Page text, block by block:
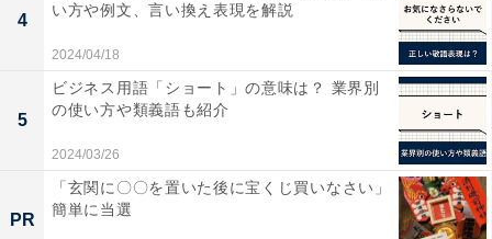
最新のiOSにアップデートする
設定アプリにて「一般」→「ソフトウェアアップデー
ト」と進み、更新が来ていたらインストールする。
「最適化されたバッテリー充電」をオンにする
設定アプリにて「バッテリー」→「バッテリーの状態と
充電」→「バッテリー充電の最適化」をオンにする。
4
い方や例文、言い換え表現を解説
2024/04/18
5
ビジネス用語「ショート」の意味は？ 業界別
の使い方や類義語も紹介
2024/03/26
PR
「玄関に〇〇を置いた後に宝くじ買いなさい」
簡単に当選